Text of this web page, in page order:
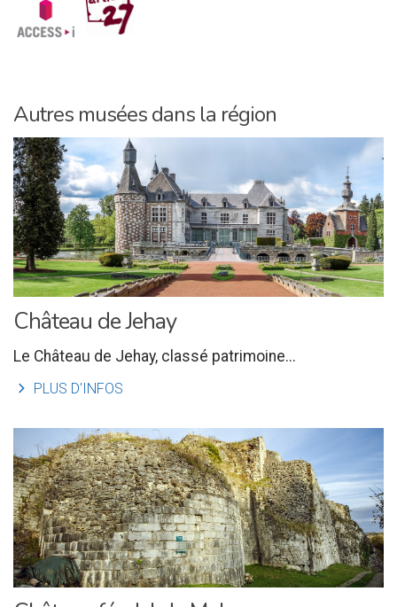
Autres musées dans la région
Château de Jehay
Le Château de Jehay, classé patrimoine...
l PLUS D'INFOS